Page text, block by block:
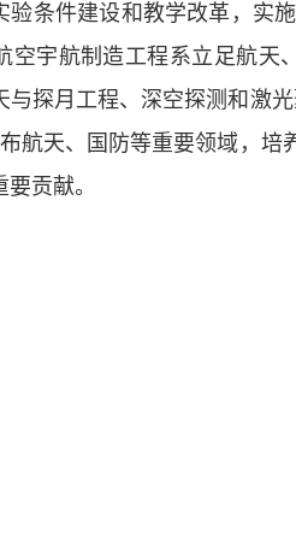
条件建设和教学改革，
宇航制造工程系立足航
探月工程、深空探测和激
航天、国防等重要领域，
贡献。